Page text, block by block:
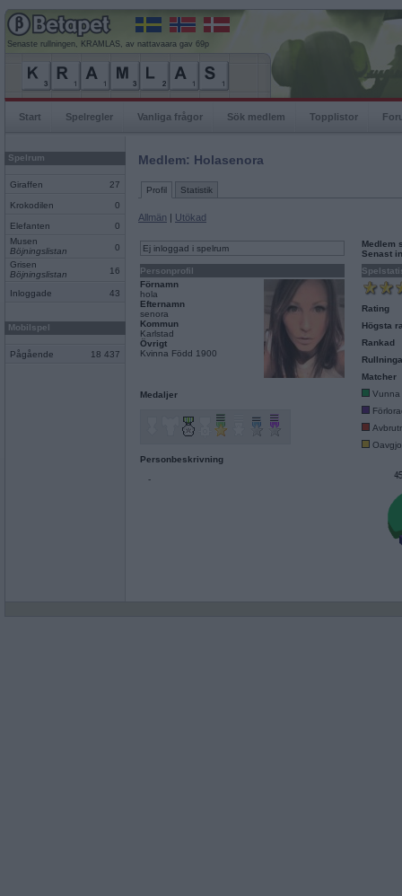
Senaste rullningen, KRAMLAS, av nattavaara gav 69p
Start Spelregler Vanliga frågor Sök medlem Topplistor
Spelrum
Giraffen 27
Krokodilen 0
Elefanten
0
Musen
Böjningslistan
0
Grisen
Böjningslistan
16
Inloggade 43
Mobilspel
Pågående 18 437
Medlem: Holasenora
Profil Statistik
Allmän | Utökad
Ej inloggad i spelrum
Personprofil
Förnamn
hola
Efternamn
senora
Kommun
Karlstad
Övrigt
Kvinna Född 1900
Medaljer
Personbeskrivning
-
Medlem
Senast
Rating
Högsta
Rankad
Matcher
Vunna